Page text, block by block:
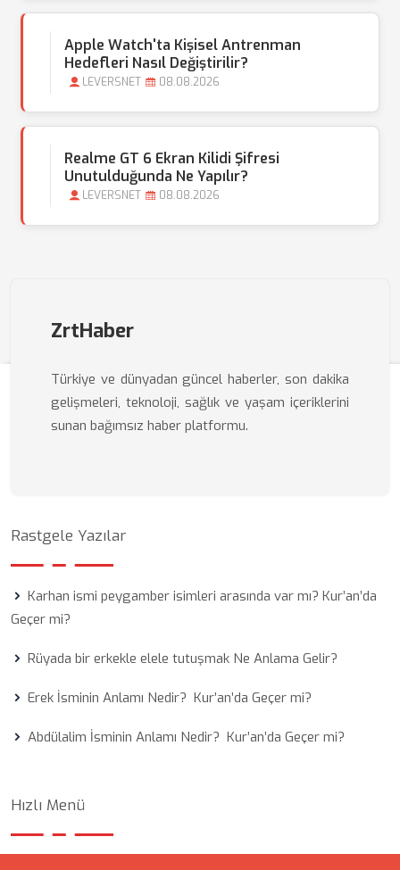
Apple Watch'ta Kişisel Antrenman
Hedefleri Nasıl Değiştirilir?
LEVERSNET 08.08.2026
Realme GT 6 Ekran Kilidi Şifresi
Unutulduğunda Ne Yapılır?
LEVERSNET 08.08.2026
ZrtHaber
Türkiye ve dünyadan güncel haberler, son dakika
gelişmeleri, teknoloji, sağlık ve yaşam içeriklerini
sunan bağımsız haber platformu.
Rastgele Yazılar
Karhan ismi peygamber isimleri arasında var mı? Kur’an’da
Geçer mi?
Rüyada bir erkekle elele tutuşmak Ne Anlama Gelir?
Erek İsminin Anlamı Nedir? Kur’an’da Geçer mi?
Abdülalim İsminin Anlamı Nedir? Kur’an’da Geçer mi?
Hızlı Menü